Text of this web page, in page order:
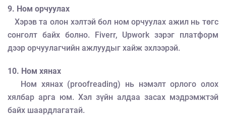
9. Ном орчуулах
Хэрэв та олон хэлтэй бол ном орчуулах ажил нь төгс
сонголт байх болно. Fiverr, Upwork зэрэг платформ
дээр орчуулагчийн ажлуудыг хайж эхлээрэй.
10. Ном хянах
Ном хянах (proofreading) нь нэмэлт орлого олох
хялбар арга юм. Хэл зүйн алдаа засах мэдрэмжтэй
байх шаардлагатай.